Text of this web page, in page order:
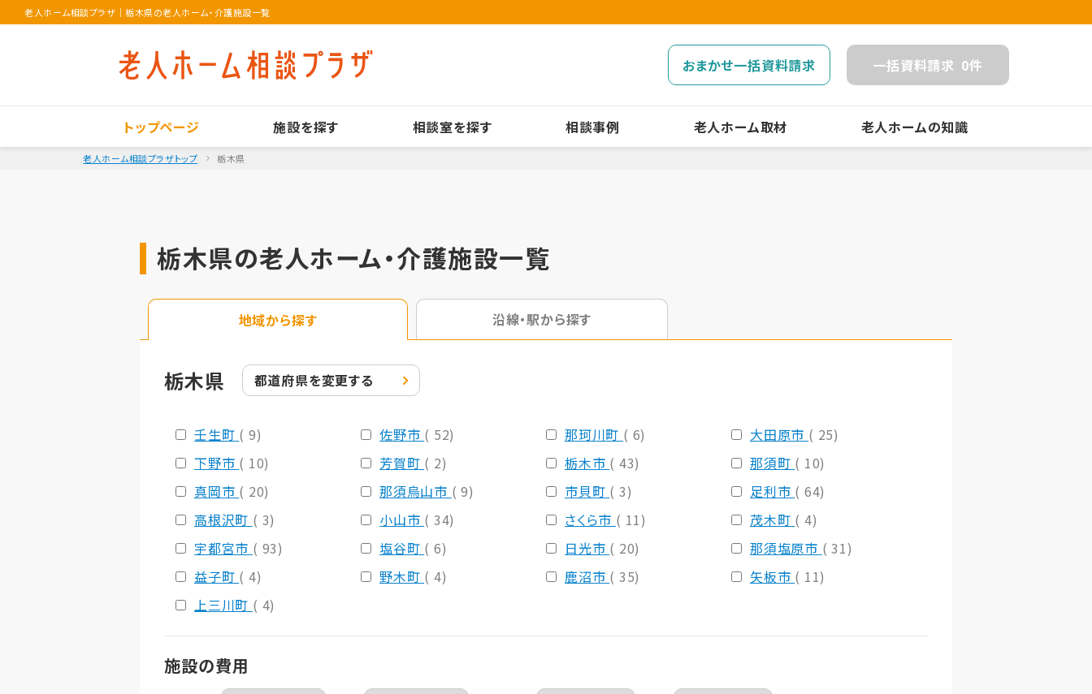
老人ホーム相談プラザ ｜栃木県の老人ホーム・介護施設一覧
おまかせ一括資料請求 一括資料請求 0件
トップページ 施設を探す 相談室を探す 相談事例 老人ホーム取材 老人ホームの知識
老人ホーム相談プラザトップ 栃木県
栃木県の老人ホーム・介護施設一覧
地域から探す 沿線・駅から探す
栃木県 都道府県を変更する
壬生町 ( 9) 佐野市 ( 52) 那珂川町 ( 6) 大田原市 ( 25)
下野市 ( 10) 芳賀町 ( 2) 栃木市 ( 43) 那須町 ( 10)
真岡市 ( 20) 那須烏山市 ( 9) 市貝町 ( 3) 足利市 ( 64)
高根沢町 ( 3) 小山市 ( 34) さくら市 ( 11) 茂木町 ( 4)
宇都宮市 ( 93) 塩谷町 ( 6) 日光市 ( 20) 那須塩原市 ( 31)
益子町 ( 4) 野木町 ( 4) 鹿沼市 ( 35) 矢板市 ( 11)
上三川町 ( 4)
施設の費用